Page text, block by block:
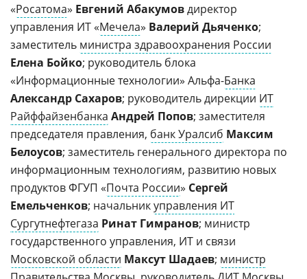
«Росатома» Евгений Абакумовдиректор
управления ИТ «Мечела» Валерий Дьяченко;
заместитель министра здравоохранения России
Елена Бойко; руководитель блока
«Информационные технологии» Альфа-Банка
Александр Сахаров; руководитель дирекции ИТ
Райффайзенбанка Андрей Попов; заместителя
председателя правления, банк Уралсиб Максим
Белоусов; заместитель генерального директора по
информационным технологиям, развитию новых
продуктов ФГУП «Почта России» Сергей
Емельченков; начальникуправления ИТ
Сургутнефтегаза Ринат Гимранов; министр
государственного управления, ИТ и связи
Московской области Максут Шадаев; министр